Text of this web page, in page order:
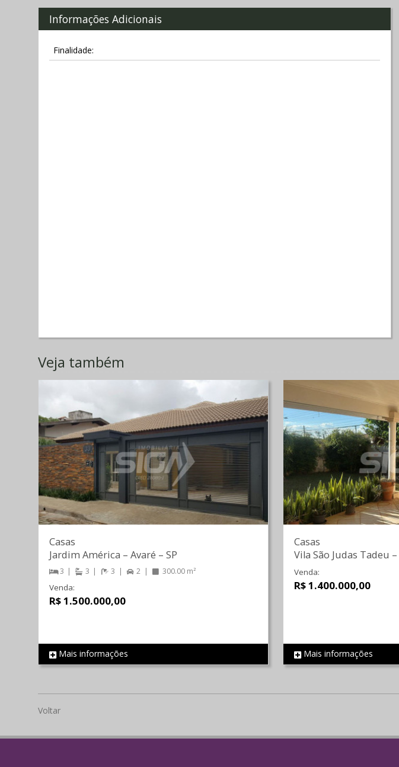
Informações Adicionais
Finalidade:
Veja também
REF 231
Casas
Jardim América – Avaré – SP
3 3 3 2 300.00 m²
Venda:
R$ 1.500.000,00
Mais informações REF 2033
Casas
Vila São Judas Tadeu –
Venda:
R$ 1.400.000,00
Mais informações
Voltar